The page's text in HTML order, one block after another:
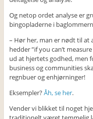
Og netop ordet analyse er
bingopladerne i
– Hør her, man er nødt til at
hedder ”if you can’t
ud at hjertets godhed, men
business og communities
regnbuer og enhjørninger!
Eksempler?Åh, se her.
Vender vi blikket til noget